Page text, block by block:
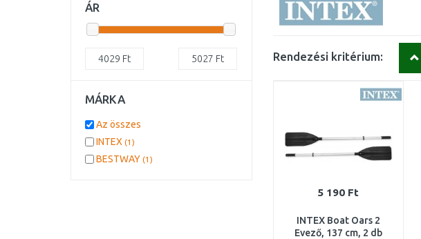
Rendezési kritérium:
5 190 Ft
INTEX Boat Oars 2
Evező, 137 cm, 2 db
ÁR
4029 Ft 5027 Ft
MÁRKA
Az összes
INTEX (1)
BESTWAY (1)